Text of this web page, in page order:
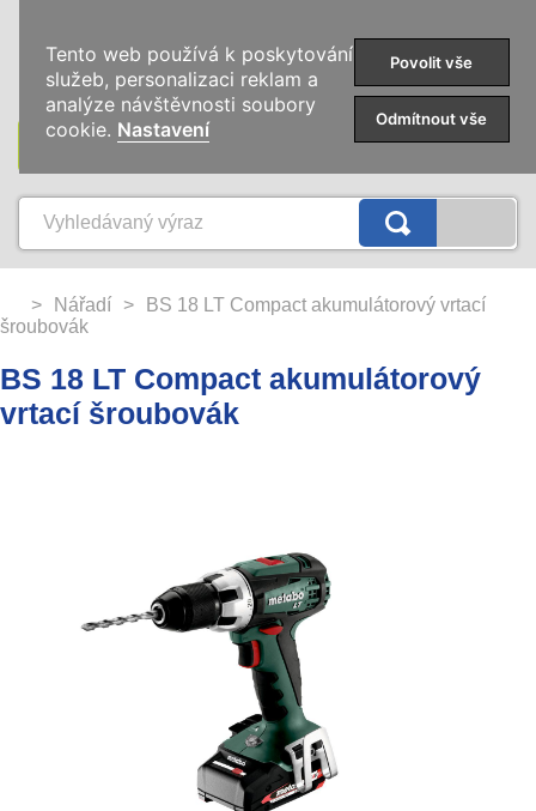
KATEGORIE
> Nářadí >
BS 18 LT Compact akumulátorový vrtací
šroubovák
BS 18 LT Compact akumulátorový
vrtací šroubovák
Tento web používá k poskytování
služeb, personalizaci reklam a
analýze návštěvnosti soubory
cookie. Nastavení
Povolit vše
Odmítnout vše